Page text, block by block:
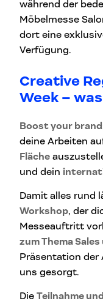
während der
Möbelmesse
dort eine
Verfügung.
Creative
Week –
Boost your
deine Arbeiten
Fläche
und dein
Damit alles rund
Workshop, der
Messeauftritt
zum Thema Sales
Präsentation
uns gesorgt.
Die Teilnahme